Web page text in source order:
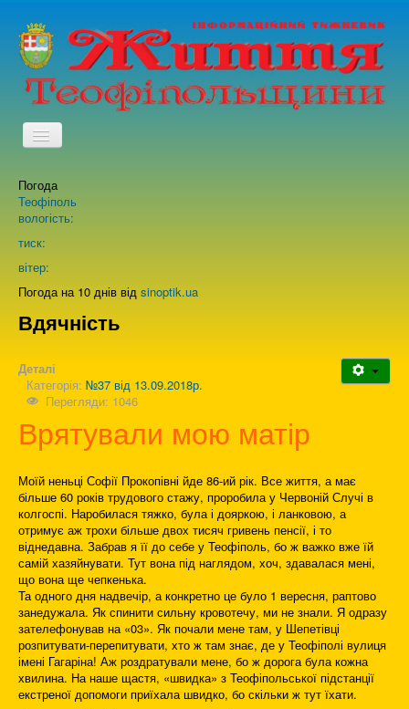
TPL_PROTOSTAR_TOGGLE_MENU
Про нас
Погода
Теофіполь
вологість:
тиск:
вітер:
Погода на 10 днів від sinoptik.ua
Вдячність
Деталі
Категорія: №37 від 13.09.2018р.
Перегляди: 1046
Врятували мою матір
Моїй неньці Софії Прокопівні йде 86-ий рік. Все життя, а має
більше 60 років трудового стажу, проробила у Червоній Случі в
колгоспі. Наробилася тяжко, була і дояркою, і ланковою, а
отримує аж трохи більше двох тисяч гривень пенсії, і то
віднедавна. Забрав я її до себе у Теофіполь, бо ж важко вже їй
самій хазяйнувати. Тут вона під наглядом, хоч, здавалася мені,
що вона ще чепкенька.
Та одного дня надвечір, а конкретно це було 1 вересня, раптово
занедужала. Як спинити сильну кровотечу, ми не знали. Я одразу
зателефонував на «03». Як почали мене там, у Шепетівці
розпитувати-перепитувати, хто ж там знає, де у Теофіполі вулиця
імені Гагаріна! Аж роздратували мене, бо ж дорога була кожна
хвилина. На наше щастя, «швидка» з Теофіпольської підстанції
екстреної допомоги приїхала швидко, бо скільки ж тут їхати.